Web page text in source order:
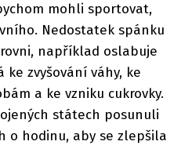
mohli sportovat,
Nedostatek spánku
například oslabuje
zvyšování váhy, ke
a ke vzniku cukrovky.
státech posunuli
o hodinu, aby se zlepšila